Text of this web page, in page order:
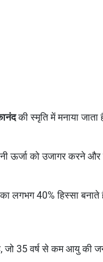
की स्मृति में मनाया
ऊर्जा को उजागर करने और
लगभग 40% हिस्सा बनाते
जो 35 वर्ष से कम आयु की